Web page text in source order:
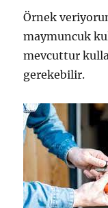
Örnek
maymuncuk
mevcuttur
gerekebilir.